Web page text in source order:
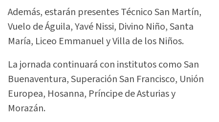
Además, estarán presentes Técnico San Martín,
Vuelo de Águila, Yavé Nissi, Divino Niño, Santa
María, Liceo Emmanuel y Villa de los Niños.
La jornada continuará con institutos como San
Buenaventura, Superación San Francisco, Unión
Europea, Hosanna, Príncipe de Asturias y
Morazán.